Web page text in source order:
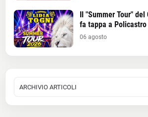
Il "Summer Tour"
fa tappa a
06 agosto